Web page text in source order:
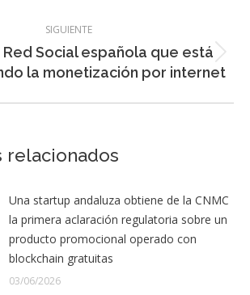
SIGUIENTE
Entrada
siguiente:
Red Social española que está
la monetización por internet
relacionados
Una startup andaluza obtiene de la CNMC
la primera aclaración regulatoria sobre un
producto promocional operado con
blockchain gratuitas
03/06/2026